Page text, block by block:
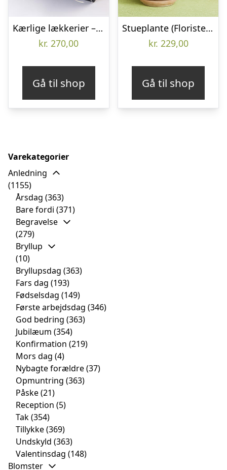
Kærlige lækkerier – Send blomster med Bloomit
kr. 270,00
Gå til shop
Stueplante (Floristens kreative valg) inkl. potte
kr. 229,00
Gå til shop
Varekategorier
Anledning
(1155)
Årsdag (363)
Bare fordi (371)
Begravelse
(279)
Bryllup
(10)
Bryllupsdag (363)
Fars dag (193)
Fødselsdag (149)
Første arbejdsdag (346)
God bedring (363)
Jubilæum (354)
Konfirmation (219)
Mors dag (4)
Nybagte forældre(37)
Opmuntring (363)
Påske(21)
Reception (5)
Tak(354)
Tillykke(369)
Undskyld (363)
Valentinsdag (148)
Blomster